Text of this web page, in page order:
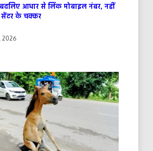
आधार से लिंक मोबाइल नंबर, नहीं
के चक्कर
2026